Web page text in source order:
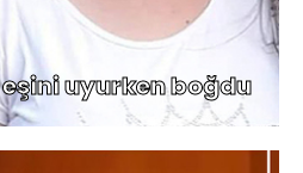
uyurken boğdu